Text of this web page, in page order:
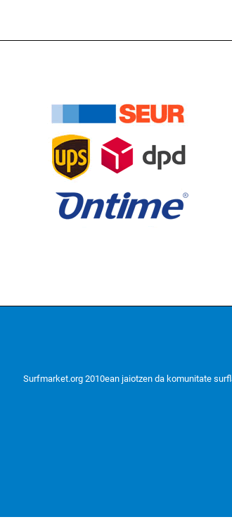
Surfmarket.org 2010ean jaiotzen da komunitate